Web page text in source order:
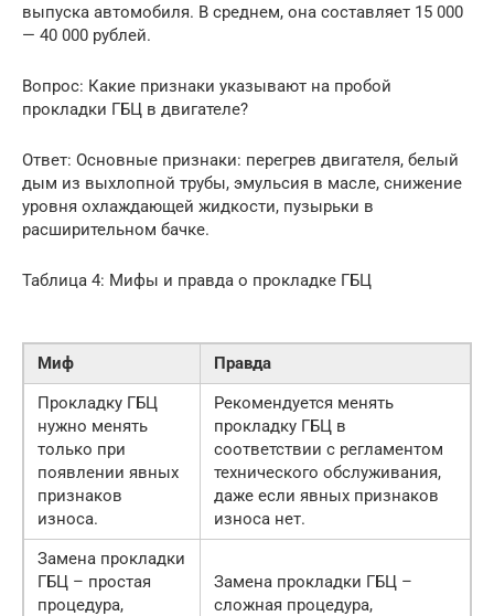
выпуска автомобиля. В среднем, она составляет 15 000
— 40 000 рублей.
Вопрос: Какие признаки указывают на пробой
прокладки ГБЦ в двигателе?
Ответ: Основные признаки: перегрев двигателя, белый
дым из выхлопной трубы, эмульсия в масле, снижение
уровня охлаждающей жидкости, пузырьки в
расширительном бачке.
Таблица 4: Мифы и правда о прокладке ГБЦ
Миф
Правда
Прокладку ГБЦ
нужно менять
только при
появлении явных
признаков
износа.
Рекомендуется менять
прокладку ГБЦ в
соответствии с регламентом
технического обслуживания,
даже если явных признаков
износа нет.
Замена прокладки
ГБЦ – простая
процедура,
Замена прокладки ГБЦ –
сложная процедура,